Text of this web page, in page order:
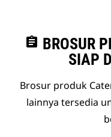
assignment BROSUR
SIAP
Brosur produk
lainnya tersedia